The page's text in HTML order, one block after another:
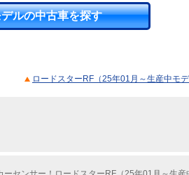
ルの中古車を探す
ロードスターRF（25年01月～生産中モ